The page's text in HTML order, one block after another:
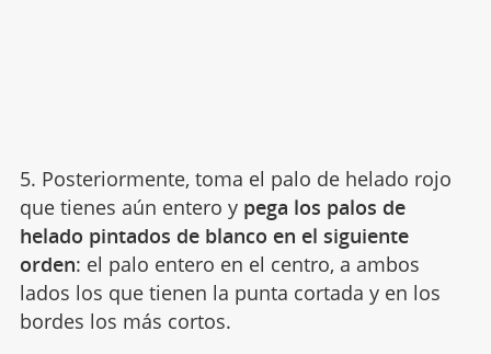
5. Posteriormente, toma el palo de helado rojo
que tienes aún entero y pega los palos de
helado pintados de blanco en el siguiente
orden: el palo entero en el centro, a ambos
lados los que tienen la punta cortada y en los
bordes los más cortos.